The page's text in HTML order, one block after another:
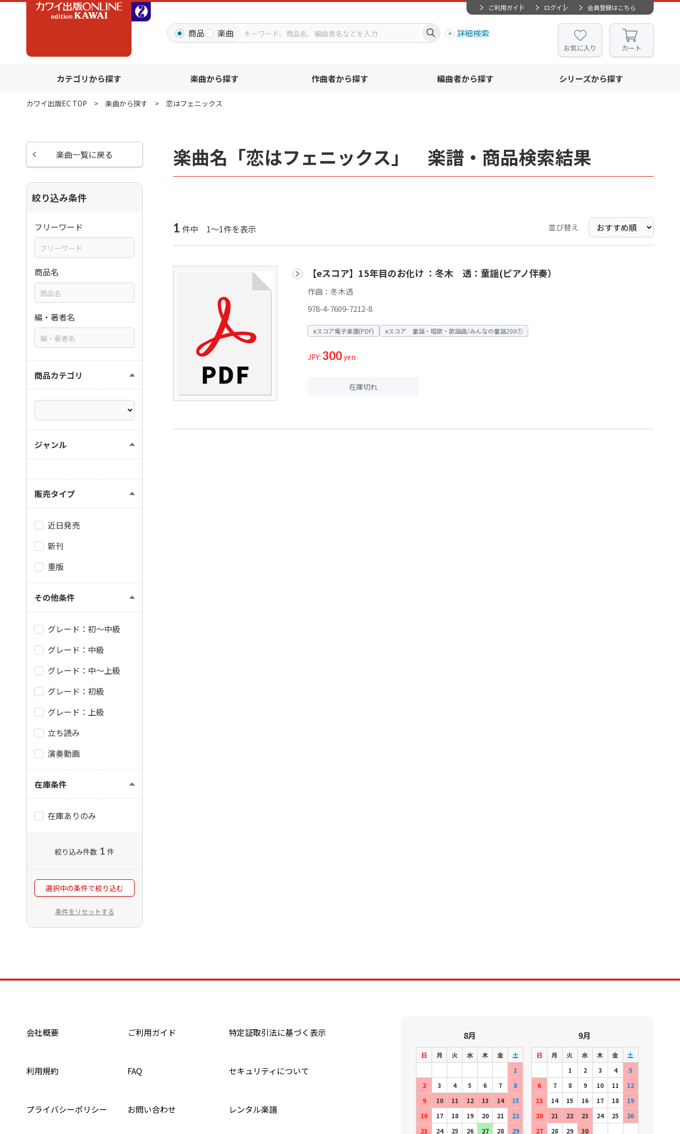
ご利用ガイド ログイン 会員登録はこちら
商品 楽曲 詳細検索
お気に入り カート
カテゴリから探す 楽曲から探す 作曲者から探す 編曲者から探す シリーズから探す
カワイ出版EC TOP 楽曲から探す 恋はフェニックス
楽曲名「恋はフェニックス」 楽譜・商品検索結果
1 件中 1～1件を表示 並び替え
【eスコア】15年目のお化け ：冬木 透：童謡(ピアノ伴奏）
作曲：冬木透
978-4-7609-7212-8
eスコア電子楽譜(PDF) eスコア 童謡・唱歌・歌謡曲/みんなの童謡200①
JPY: 300yen
在庫切れ
楽曲一覧に戻る
絞り込み条件
フリーワード
商品名
編・著者名
商品カテゴリ
ジャンル
販売タイプ
近日発売
新刊
重版
その他条件
グレード：初～中級
グレード：中級
グレード：中～上級
グレード：初級
グレード：上級
立ち読み
演奏動画
在庫条件
在庫ありのみ
絞り込み件数 1 件
選択中の条件で絞り込む
条件をリセットする
会社概要 ご利用ガイド 特定証取引法に基づく表示
利用規約 FAQ セキュリティについて
プライバシーポリシー お問い合わせ レンタル楽譜
8月
日 月 火 水 木 金
土
1
2
3 4 5 6 7
8
9
10 11 12 13 14
15
16
17 18 19 20 21
22
23
24 25 26 27 28 29
9月
日 月 火 水 木 金
土
1
2 3 4
5
6
7 8 9 10 11
12
13
14 15 16 17 18
19
20
21 22 23 24 25
26
27
28 29 30